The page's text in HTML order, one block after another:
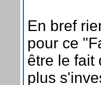
En bref
pour ce
être le fait
plus